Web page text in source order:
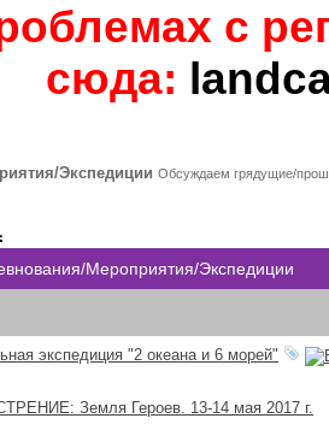
с
сюда:
Экспедиции Обсуждаем грядущие/
Мероприятия/Экспедиции
экспедиция "2 океана и 6 морей"
Земля Героев. 13-14 мая 2017 г.